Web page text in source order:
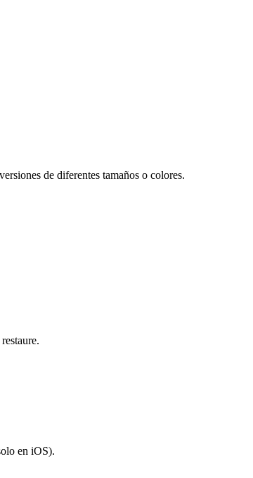
de diferentes tamaños o colores.
en iOS).